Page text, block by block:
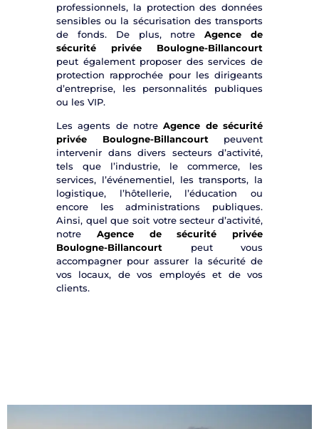
professionnels, la protection des données
sensibles ou la sécurisation des transports
de fonds. De plus, notreAgence de
sécurité privée Boulogne-Billancourt
peut également proposer des services de
protection rapprochée pour les dirigeants
d’entreprise, les personnalités publiques
ou les VIP.
Les agents de notreAgence de sécurité
privée Boulogne-Billancourt peuvent
intervenir dans divers secteurs d’activité,
tels que l’industrie, le commerce, les
services, l’événementiel, les transports, la
logistique, l’hôtellerie, l’éducation ou
encore les administrations publiques.
Ainsi, quel que soit votre secteur d’activité,
notre Agence de sécurité privée
Boulogne-Billancourt peut vous
accompagner pour assurer la sécurité de
vos locaux, de vos employés et de vos
clients.